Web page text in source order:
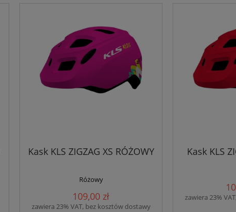
Kask KLS ZIGZAG XS RÓŻOWY
Różowy
109,00 zł
zawiera 23% VAT, bez kosztów dostawy
Kask KLS
zawiera 23%